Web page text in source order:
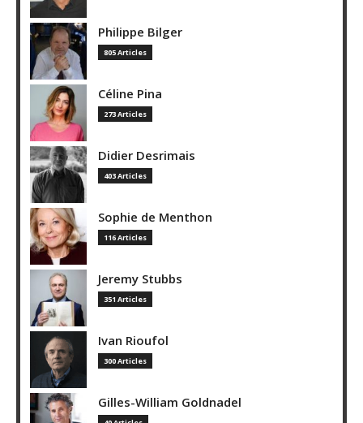
Philippe Bilger
805 Articles
Céline Pina
273 Articles
Didier Desrimais
403 Articles
Sophie de Menthon
116 Articles
Jeremy Stubbs
351 Articles
Ivan Rioufol
300 Articles
Gilles-William Goldnadel